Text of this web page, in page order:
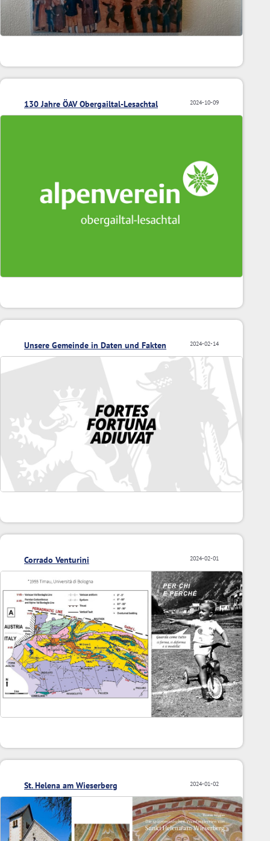
2024-10-09
130 Jahre ÖAV Obergailtal-Lesachtal
2024-02-14
Unsere Gemeinde in Daten und Fakten
2024-02-01
Corrado Venturini
2024-01-02
St. Helena am Wieserberg